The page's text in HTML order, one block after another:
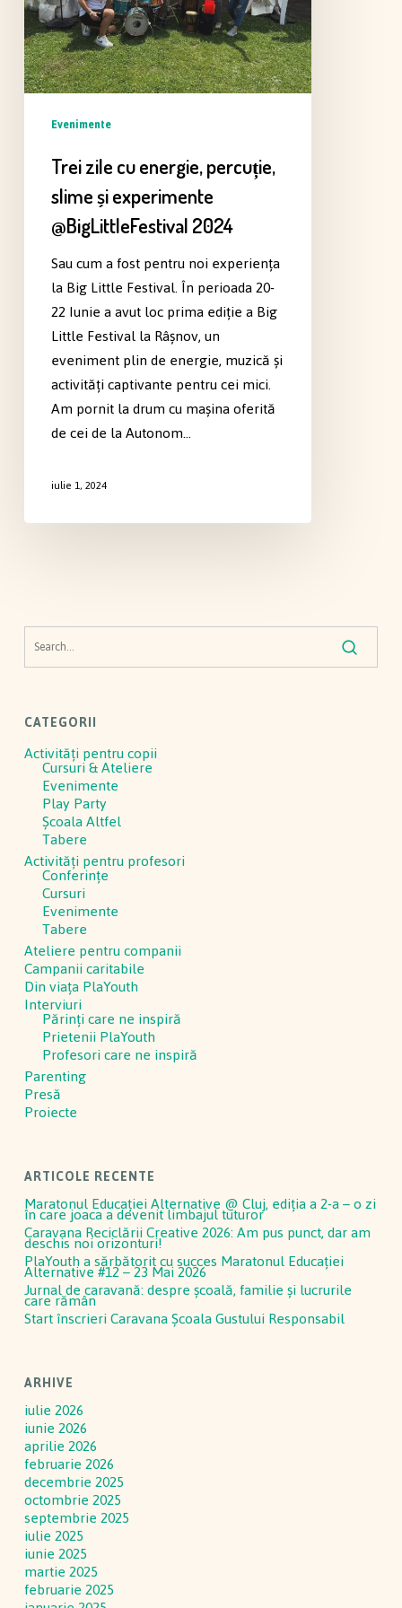
și
experimente
@BigLittleFestival
2024
Evenimente
Trei zile cu energie, percuție,
slime și experimente
@BigLittleFestival 2024
Sau cum a fost pentru noi experiența
la Big Little Festival. În perioada 20-
22 Iunie a avut loc prima ediție a Big
Little Festival la Râșnov, un
eveniment plin de energie, muzică și
activități captivante pentru cei mici.
Am pornit la drum cu mașina oferită
de cei de la Autonom…
iulie 1, 2024
CATEGORII
Activităţi pentru copii
Cursuri & Ateliere
Evenimente
Play Party
Școala Altfel
Tabere
Activităţi pentru profesori
Conferinţe
Cursuri
Evenimente
Tabere
Ateliere pentru companii
Campanii caritabile
Din viața PlaYouth
Interviuri
Părinți care ne inspiră
Prietenii PlaYouth
Profesori care ne inspiră
Parenting
Presă
Proiecte
ARTICOLE RECENTE
Maratonul Educației Alternative @ Cluj, ediția a 2-a – o zi
în care joaca a devenit limbajul tuturor
Caravana Reciclării Creative 2026: Am pus punct, dar am
deschis noi orizonturi!
PlaYouth a sărbătorit cu succes Maratonul Educației
Alternative #12 – 23 Mai 2026
Jurnal de caravană: despre școală, familie și lucrurile
care rămân
Start înscrieri Caravana Școala Gustului Responsabil
ARHIVE
iulie 2026
iunie 2026
aprilie 2026
februarie 2026
decembrie 2025
octombrie 2025
septembrie 2025
iulie 2025
iunie 2025
martie 2025
februarie 2025